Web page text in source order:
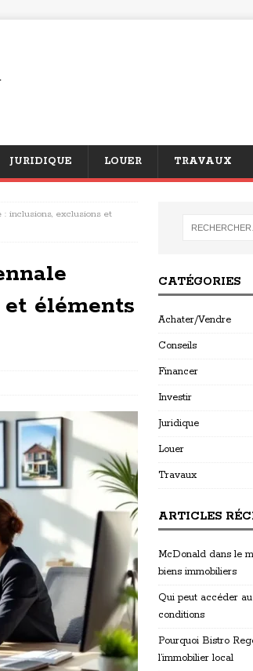
JURIDIQUE LOUER TRAVAUX
: inclusions, exclusions et
éléments
CATÉGORIES
Achater/Vendre
Conseils
Financer
Investir
Juridique
Louer
Travaux
ARTICLES
McDonald dans le
biens immobiliers
Qui peut accéder
conditions
Pourquoi Bistro
l’immobilier local